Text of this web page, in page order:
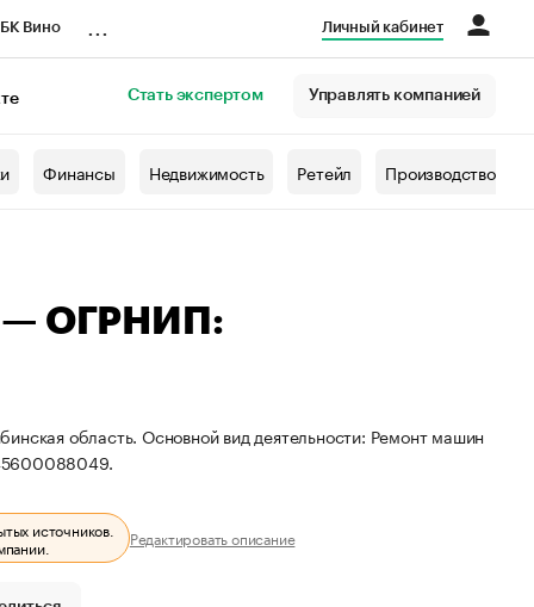
Вино Личный кабинет
Стать экспертом Управлять компанией
Финансы Недвижимость Ретейл Производство
— ОГРНИП:
область. Основной вид деятельности: Ремонт машин
источников.
Редактировать описание